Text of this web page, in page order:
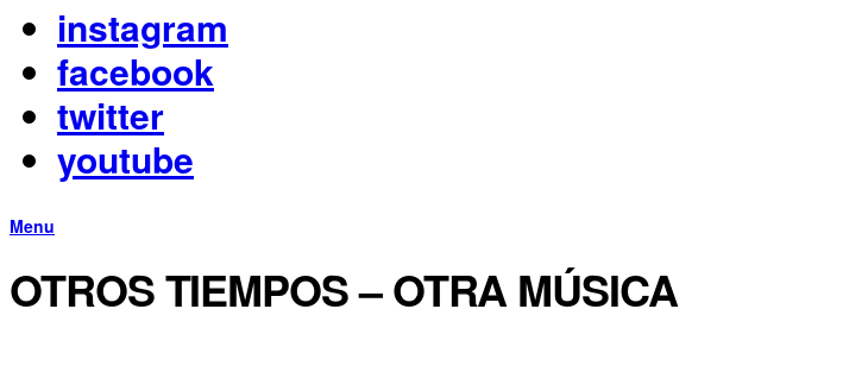
instagram
facebook
twitter
youtube
Menu
OTROS TIEMPOS – OTRA MÚSICA